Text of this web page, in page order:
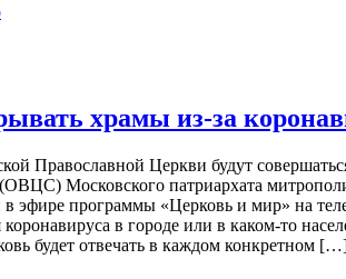
храмы из-за
Православной Церкви будут
Московского патриархата
эфире программы «Церковь и мир» на
коронавируса в городе или в каком-то
будет отвечать в каждом конкретном